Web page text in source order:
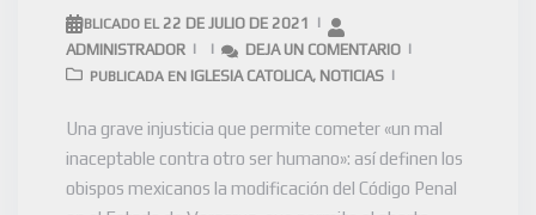
PUBLICADO EL 22 DE JULIO DE 2021
ADMINISTRADOR
DEJA UN COMENTARIO
PUBLICADA EN IGLESIA CATOLICA, NOTICIAS
Una grave injusticia que permite cometer «un mal
inaceptable contra otro ser humano»: así definen los
obispos mexicanos la modificación del Código Penal